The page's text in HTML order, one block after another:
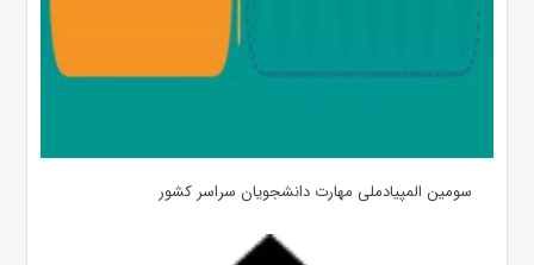
سومین المپیادملی مهارت دانشجویان سراسر کشور